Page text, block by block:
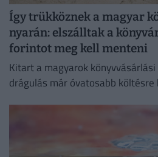
Így trükköznek a magyar
nyarán: elszálltak a
forintot meg kell menteni
Kitart a magyarok
drágulás már óvatosabb